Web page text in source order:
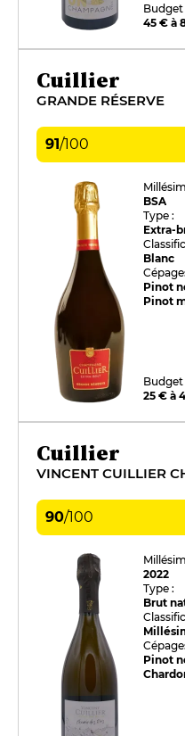
Budget
45 € à
Cuillier
GRANDE RÉSERVE
91/100
BSA
Type :
Extra-
Blanc
Pinot
Pinot
Budget
25 € à
Cuillier
VINCENT CUILLIER
90/100
2022
Type :
Brut
Pinot